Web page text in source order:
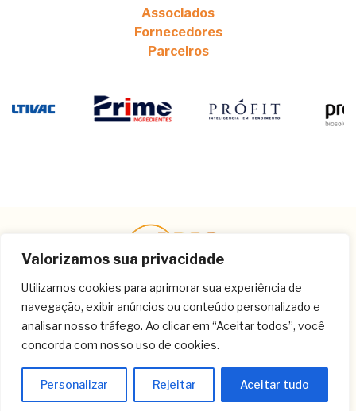
Valorizamos sua privacidade
Utilizamos cookies para aprimorar sua experiência de
navegação, exibir anúncios ou conteúdo personalizado e
analisar nosso tráfego. Ao clicar em “Aceitar todos”, você
concorda com nosso uso de cookies.
Personalizar Rejeitar Aceitar tudo
Associados
Fornecedores
Parceiros
Contato
(11) 3259-8266